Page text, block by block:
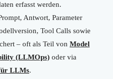
erfasst werden.
Antwort, Parameter
Tool Calls sowie
– oft als Teil von Model
(LLMOps) oder via
LLMs.